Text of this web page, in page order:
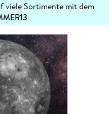
viele Sortimente mit dem